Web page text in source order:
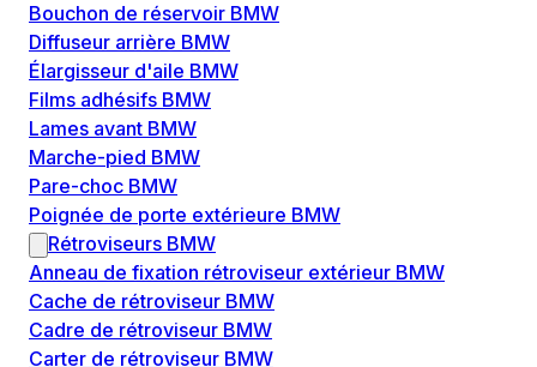
Bouchon de réservoir BMW
Diffuseur arrière BMW
Élargisseur d'aile BMW
Films adhésifs BMW
Lames avant BMW
Marche-pied BMW
Pare-choc BMW
Poignée de porte extérieure BMW
Rétroviseurs BMW
Anneau de fixation rétroviseur extérieur BMW
Cache de rétroviseur BMW
Cadre de rétroviseur BMW
Carter de rétroviseur BMW